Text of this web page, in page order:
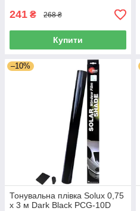
241 ₴ 268 ₴
Купити
–10%
Тонувальна плівка Solux 0,75
х 3 м Dark Black PCG-10D